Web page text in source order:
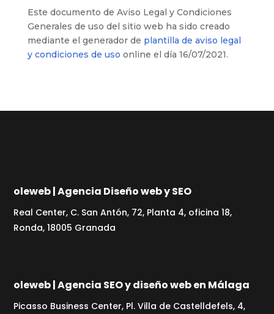
Este documento de Aviso Legal y Condiciones
Generales de uso del sitio web ha sido creado
mediante el generador de plantilla de aviso legal
y condiciones de uso online el día 16/07/2021.
oleweb | Agencia Diseño web y SEO
Real Center, C. San Antón, 72, Planta 4, oficina 18,
Ronda, 18005 Granada
oleweb | Agencia SEO y diseño web en Málaga
Picasso Business Center, Pl. Villa de Castelldefels, 4,